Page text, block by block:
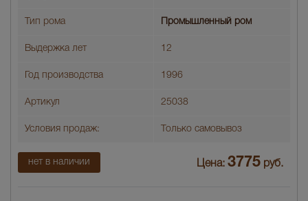
Тип рома Промышленный ром
Выдержка лет 12
Год производства 1996
Артикул 25038
Условия продаж: Только самовывоз
нет в наличии Цена: 3775 руб.